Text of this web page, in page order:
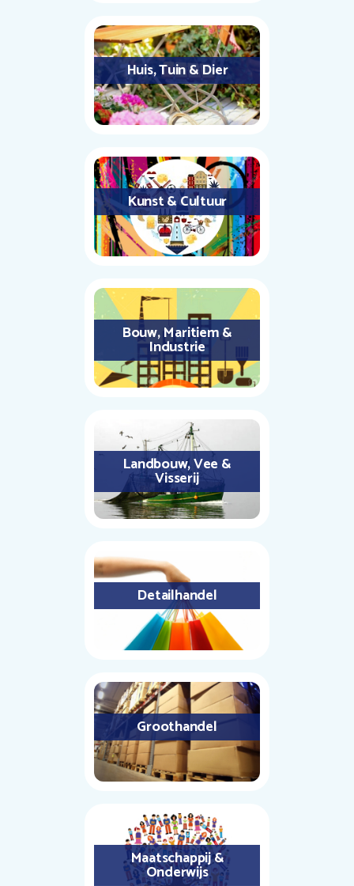
Huis, Tuin & Dier
Kunst & Cultuur
Bouw, Maritiem &
Industrie
Landbouw, Vee &
Visserij
Detailhandel
Groothandel
Maatschappij &
Onderwijs